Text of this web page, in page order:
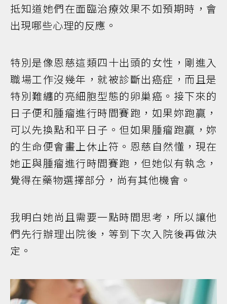
抵知道她們在面臨治療效果不如預期時，會
出現哪些心理的反應。
特別是像恩慈這類四十出頭的女性，剛進入
職場工作沒幾年，就被診斷出癌症，而且是
特別難纏的亮細胞型態的卵巢癌。接下來的
日子便和腫瘤進行時間賽跑，如果妳跑贏，
可以先換點和平日子。但如果腫瘤跑贏，妳
的生命便會畫上休止符。恩慈自然懂，現在
她正與腫瘤進行時間賽跑，但她似有執念，
覺得在藥物選擇部分，尚有其他機會。
我明白她尚且需要一點時間思考，所以讓他
們先行辦理出院後，等到下次入院後再做決
定。